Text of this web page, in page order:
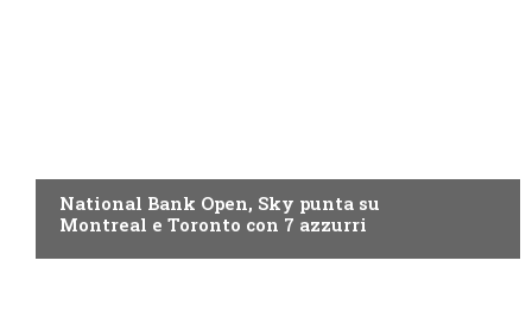
National Bank Open, Sky punta su
Montreal e Toronto con 7 azzurri